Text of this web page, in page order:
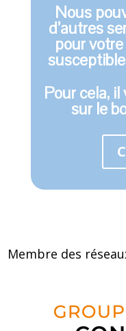
Nous
d’autres
pour
Pour cela,
sur le
Membre des